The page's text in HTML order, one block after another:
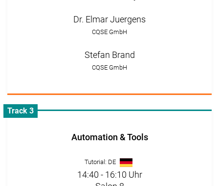
Dr. Elmar Juergens
CQSE GmbH
Stefan Brand
CQSE GmbH
Automation & Tools
Tutorial: DE
14:40 - 16:10 Uhr
Track 3